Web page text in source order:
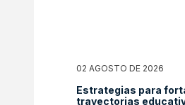
02 AGOSTO DE 2026
Estrategias para
trayectorias